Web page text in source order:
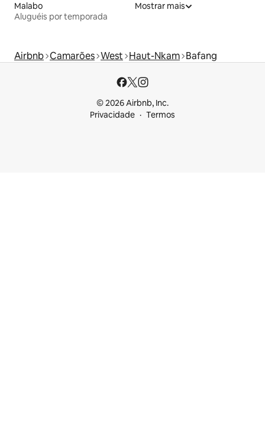
Malabo
Aluguéis por temporada
Mostrar mais
Airbnb Camarões West Haut-Nkam Bafang
© 2026 Airbnb, Inc.
Privacidade
Termos